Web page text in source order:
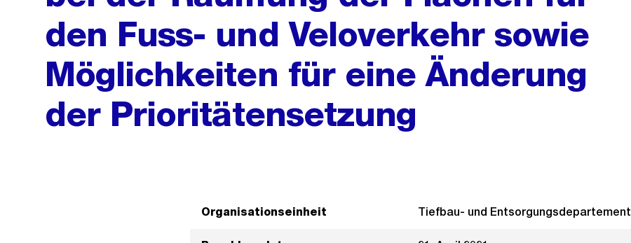
den Fuss- und Veloverkehr sowie
Möglichkeiten für eine Änderung
der Prioritätensetzung
Organisationseinheit Tiefbau- und Entsorgungsdepartement